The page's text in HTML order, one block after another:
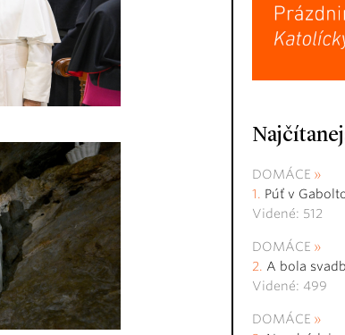
DOMÁCE
Púť v
Videné: 512
DOMÁCE
A bola
Videné: 499
DOMÁCE